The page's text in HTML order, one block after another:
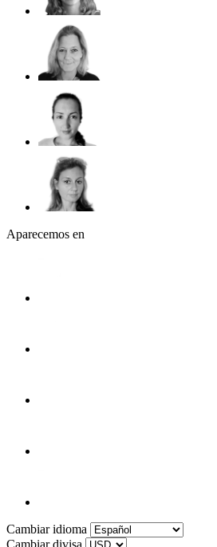
Aparecemos en
Cambiar idioma
Cambiar divisa